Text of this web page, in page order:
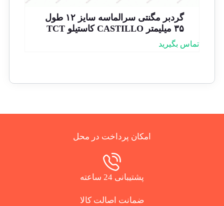
گردبر مگنتی سرالماسه سایز ۱۲ طول
۳۵ میلیمتر CASTILLO کاستیلو TCT
تماس بگیرید
امکان پرداخت در محل
پشتیبانی 24 ساعته
ضمانت اصالت کالا